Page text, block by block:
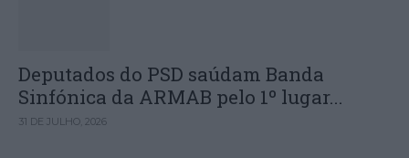
Deputados do PSD saúdam Banda
Sinfónica da ARMAB pelo 1º lugar...
31 DE JULHO, 2026